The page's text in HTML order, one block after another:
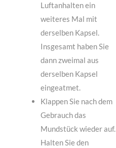
Luftanhalten ein
weiteres Mal mit
derselben Kapsel.
Insgesamt haben Sie
dann zweimal aus
derselben Kapsel
eingeatmet.
Klappen Sie nach dem
Gebrauch das
Mundstück wieder auf.
Halten Sie den